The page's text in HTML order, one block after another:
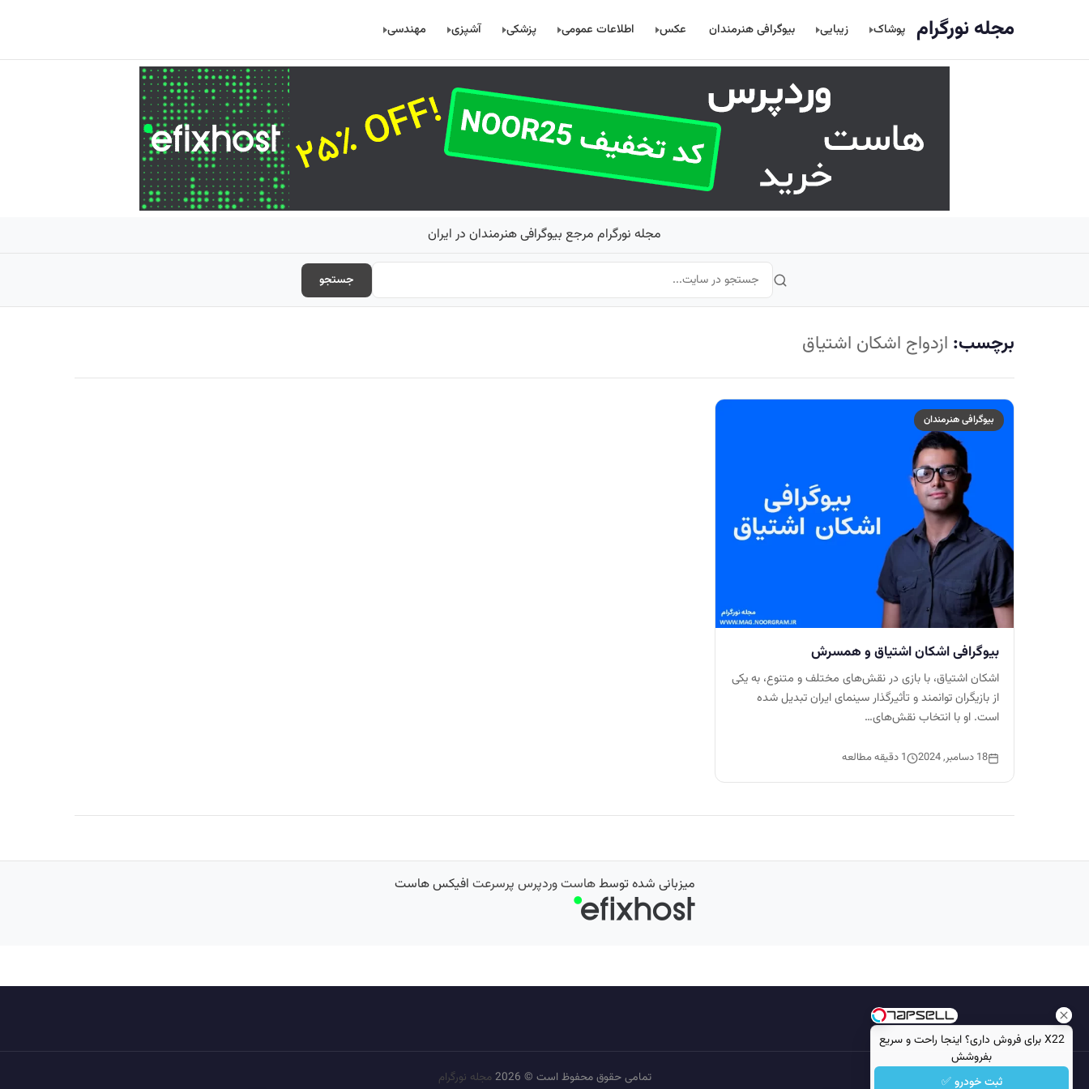
X22 برای فروش داری؟ اینجا راحت و سریع
بفروشش
ثبت خودرو ✅
مجله نورگرام پوشاک زیبایی بیوگرافی هنرمندان عکس اطلاعات عمومی پزشکی آشپزی مهندسی
مجله نورگرام مرجع بیوگرافی هنرمندان در ایران
جستجو
برچسب: ازدواج اشکان اشتیاق
بیوگرافی هنرمندان
بیوگرافی اشکان اشتیاق و همسرش
اشکان اشتیاق، با بازی در نقش‌های مختلف و متنوع، به یکی
از بازیگران توانمند و تأثیرگذار سینمای ایران تبدیل شده
است. او با انتخاب نقش‌های…
18 دسامبر, 2024 1 دقیقه مطالعه
میزبانی شده توسطهاست وردپرس پرسرعت افیکس هاست
تمامی حقوق محفوظ است © 2026 مجله نورگرام